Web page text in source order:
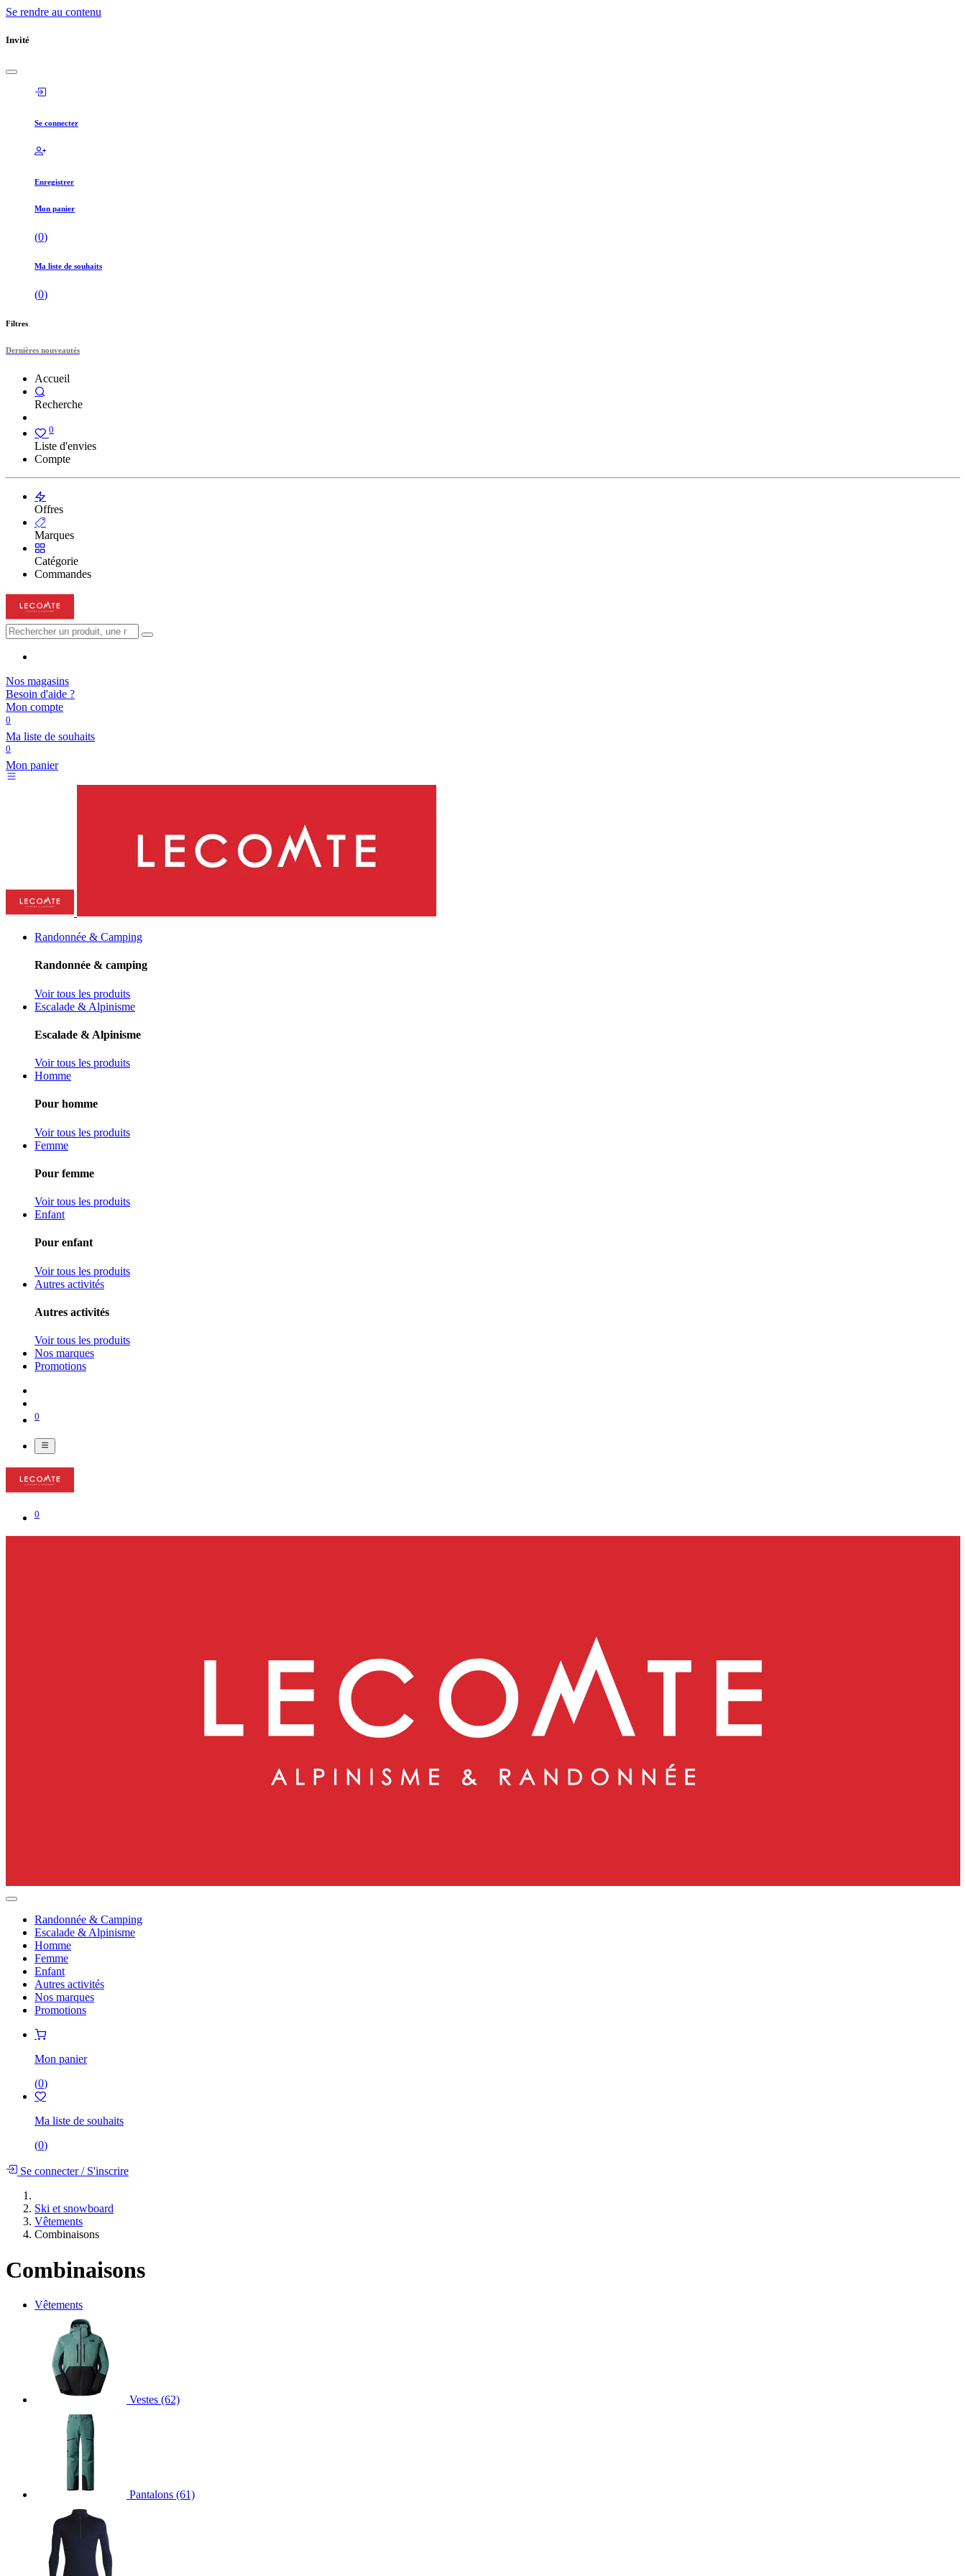
Se rendre au contenu
Invité
Se connecter
Enregistrer
Mon panier
(0)
Ma liste de souhaits
(0)
Filtres
Dernières nouveautés
Accueil
Recherche
0
Liste d'envies
Compte
Offres
Marques
Catégorie
Commandes
Nos magasins
Besoin d'aide ?
Mon compte
0
Ma liste de souhaits
0
Mon panier
Randonnée & Camping
Randonnée & camping
Voir tous les produits
Escalade & Alpinisme
Escalade & Alpinisme
Voir tous les produits
Homme
Pour homme
Voir tous les produits
Femme
Pour femme
Voir tous les produits
Enfant
Pour enfant
Voir tous les produits
Autres activités
Autres activités
Voir tous les produits
Nos marques
Promotions
0
0
Randonnée & Camping
Escalade & Alpinisme
Homme
Femme
Enfant
Autres activités
Nos marques
Promotions
Mon panier
(0)
Ma liste de souhaits
(0)
Se connecter/S'inscrire
Ski et snowboard
Vêtements
Combinaisons
Combinaisons
Vêtements
Vestes (62)
Pantalons (61)